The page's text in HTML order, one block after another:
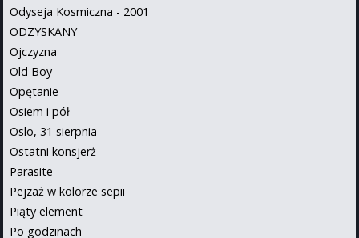
Odyseja Kosmiczna - 2001
ODZYSKANY
Ojczyzna
Old Boy
Opętanie
Osiem i pół
Oslo, 31 sierpnia
Ostatni konsjerż
Parasite
Pejzaż w kolorze sepii
Piąty element
Po godzinach